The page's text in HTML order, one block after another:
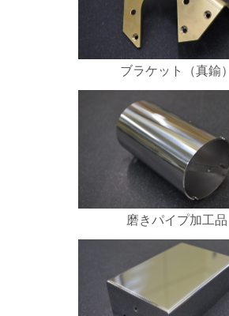
ブラケット（真鍮）
磨きパイプ加工品